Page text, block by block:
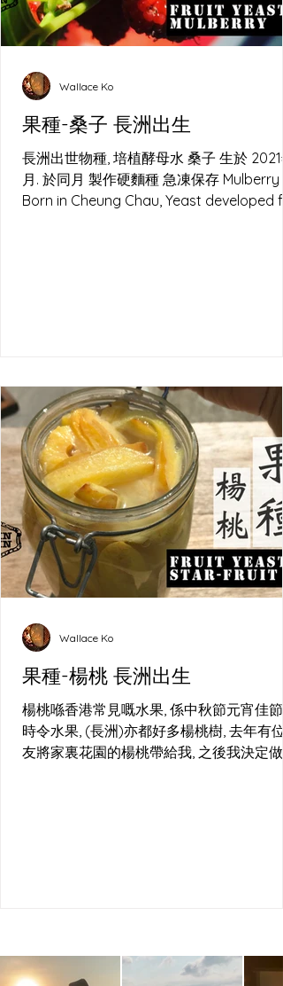
果種-桑子 長洲出生
長洲出世物種, 培植酵母水 桑子 生於 2021
月. 於同月 製作硬麵種 急凍保存 Mulberry
Born in Cheung Chau, Yeast developed
Wallace Ko
果種-楊桃 長洲出生
楊桃喺香港常見嘅水果, 係中秋節元宵佳節
時令水果, (長洲)亦都好多楊桃樹, 去年有位
友將家裏花園的楊桃帶給我, 之後我決定做
Wallace Ko